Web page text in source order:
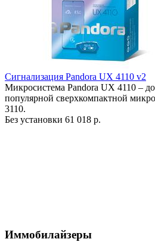
Сигнализация Pandora UX 4110 v2
Микросистема Pandora UX 4110 –
популярной сверхкомпактной
3110.
Без установки 61 018 р.
Иммобилайзеры